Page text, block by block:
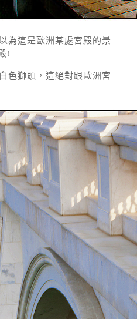
為這是歐洲某處宮殿的景
!
色獅頭，這絕對跟歐洲宮